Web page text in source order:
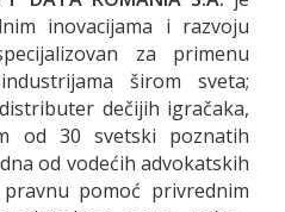
inovacijama i razvoju
za primenu
širom sveta;
dečijih igračaka,
od 30 svetski poznatih
od vodećih advokatskih
pomoć privrednim